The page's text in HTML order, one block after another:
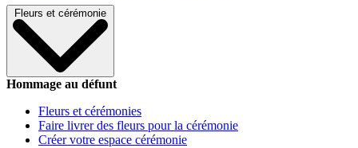
Fleurs et cérémonie
Hommage au défunt
Fleurs et cérémonies
Faire livrer des fleurs pour la cérémonie
Créer votre espace cérémonie